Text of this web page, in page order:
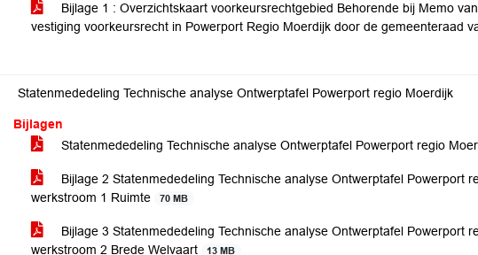
Bijlage 1 : Overzichtskaart voorkeursrechtgebied Behorende bij Memo
vestiging voorkeursrecht in Powerport Regio Moerdijk door de gemeenteraad
Statenmededeling Technische analyse Ontwerptafel Powerport regio Moerdijk
Bijlagen
Statenmededeling Technische analyse Ontwerptafel Powerport regio
Bijlage 2 Statenmededeling Technische analyse Ontwerptafel Powerport
werkstroom 1 Ruimte
70 MB
Bijlage 3 Statenmededeling Technische analyse Ontwerptafel Powerport
werkstroom 2 Brede Welvaart
13 MB